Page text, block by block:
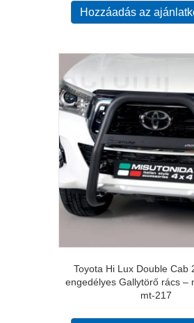
Hozzáadás az
Toyota Hi Lux Double Cab
engedélyes Gallytörő rács –
mt-217